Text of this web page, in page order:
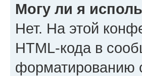
Могу ли я
Нет. На этой
HTML-кода в
форматированию